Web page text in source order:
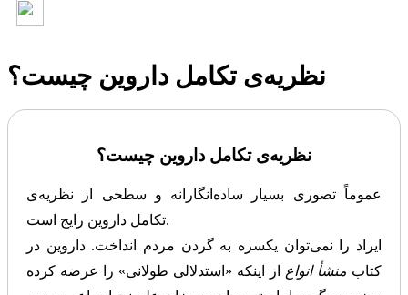
نظریه‌ی تکامل داروین چیست؟
نظریه‌ی تکامل داروین چیست؟
عموماً تصوری بسیار ساده‌انگارانه و سطحی از نظریه‌ی
تکامل داروین رایج است.
ایراد را نمی‌توان یکسره به گردن مردم انداخت. داروین در
کتاب منشأ انواع از اینکه «استدلالی طولانی» را عرضه کرده